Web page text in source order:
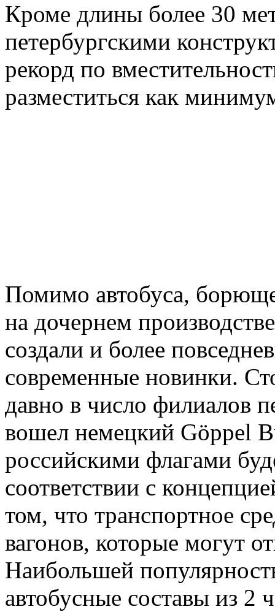
Кроме длины более 30
петербургскими
рекорд по
разместиться как
Помимо автобуса,
на дочернем
создали и более
современные новинки.
давно в число филиалов
вошел немецкий Göppel
российскими флагами
соответствии с
том, что транспортное
вагонов, которые могут
Наибольшей
автобусные составы из 2